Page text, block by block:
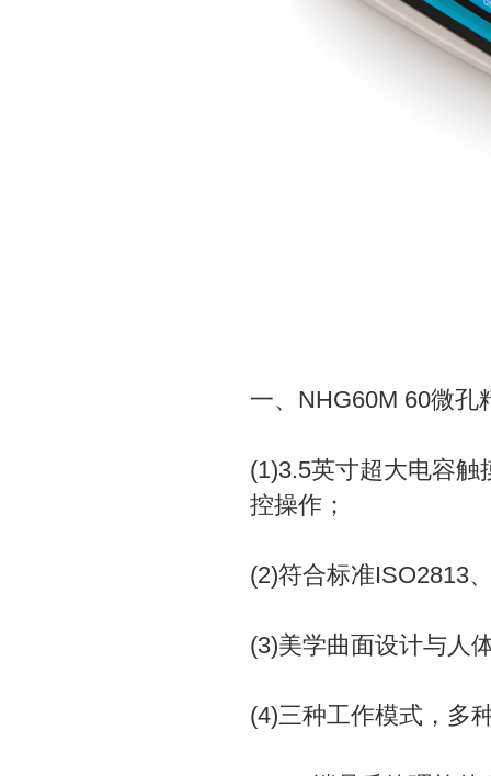
一、NHG60M 60微孔
(1)3.5英寸超大电容
控操作；
(2)符合标准ISO2813
(3)美学曲面设计与人
(4)三种工作模式，多